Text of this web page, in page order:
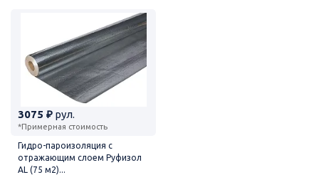
3075 ₽ рул.
*Примерная стоимость
Гидро-пароизоляция с
отражающим слоем Руфизол
AL (75 м2)...